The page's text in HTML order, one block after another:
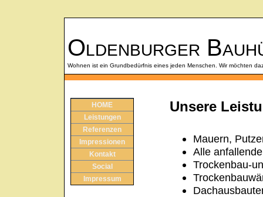
Oldenburger
Wohnen ist ein Grundbedürfnis eines jeden Menschen. Wir möchten
HOME
Leistungen
Referenzen
Impressionen
Kontakt
Social
Impressum
Unsere
Mauern,
Alle
Trockenbau-